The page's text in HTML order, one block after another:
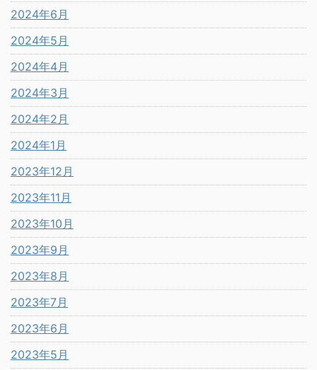
2024年6月
2024年5月
2024年4月
2024年3月
2024年2月
2024年1月
2023年12月
2023年11月
2023年10月
2023年9月
2023年8月
2023年7月
2023年6月
2023年5月